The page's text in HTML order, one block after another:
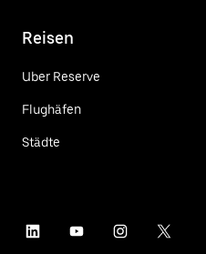
Reisen
Uber Reserve
Flughäfen
Städte